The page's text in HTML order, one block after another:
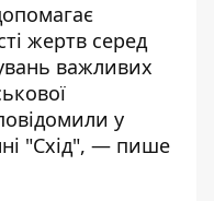
жертв серед
важливих
у
"Схід", — пише